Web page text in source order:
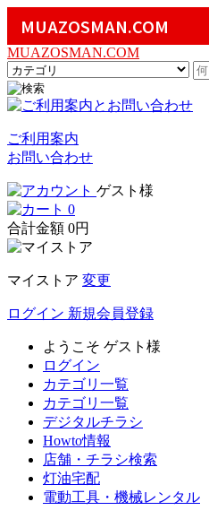
MUAZOSMAN.COM
MUAZOSMAN.COM
ご利用案内
お問い合わせ
ゲスト様
0
合計金額 0円
マイストア 変更
ログイン 新規会員登録
ようこそ ゲスト様
ログイン
カテゴリ一覧
カテゴリ一覧
デジタルチラシ
Howto情報
店舗・チラシ検索
灯油宅配
電動工具・機械レンタル